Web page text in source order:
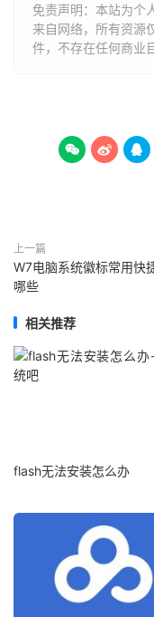
免责声明：本站为个
来自网络，所有资源
件，不存在任何商业
  
上一篇
W7电脑系统徽标常用快
哪些
相关推荐
flash无法安装怎么办